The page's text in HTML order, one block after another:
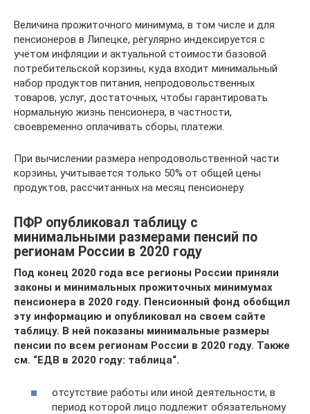
Величина прожиточного минимума, в том числе и для
пенсионеров в Липецке, регулярно индексируется с
учётом инфляции и актуальной стоимости базовой
потребительской корзины, куда входит минимальный
набор продуктов питания, непродовольственных
товаров, услуг, достаточных, чтобы гарантировать
нормальную жизнь пенсионера, в частности,
своевременно оплачивать сборы, платежи.
При вычислении размера непродовольственной части
корзины, учитывается только 50% от общей цены
продуктов, рассчитанных на месяц пенсионеру.
ПФР опубликовал таблицу с
минимальными размерами пенсий по
регионам России в 2020 году
Под конец 2020 года все регионы России приняли
законы и минимальных прожиточных минимумах
пенсионера в 2020 году. Пенсионный фонд обобщил
эту информацию и опубликовал на своем сайте
таблицу. В ней показаны минимальные размеры
пенсии по всем регионам России в 2020 году. Также
см. “ЕДВ в 2020 году: таблица“.
отсутствие работы или иной деятельности, в
период которой лицо подлежит обязательному